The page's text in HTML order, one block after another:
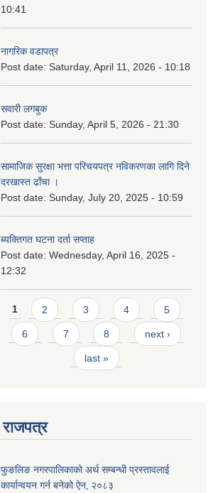
10:41
नागरिक वडापत्र
Post date: Saturday, April 11, 2026 - 10:18
सवारी लगबुक
Post date: Sunday, April 5, 2026 - 21:30
सामाजिक सुरक्षा भत्ता परिचयपत्र नविकरणका लागि दिने
दरखास्त ढाँचा ।
Post date: Sunday, July 20, 2025 - 10:59
ब्यक्तिगत घटना दर्ता सप्ताह
Post date: Wednesday, April 16, 2025 -
12:32
Pages
1 2 3 4 5
6 7 8 next ›
last »
राजपत्र
फुङलिङ नगरपालिकाको अर्थ सम्बन्धी प्रस्तावलाई
कार्यान्वयन गर्न बनेको ऐन‚ २०८३